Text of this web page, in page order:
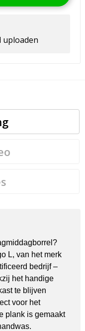
L, van het merk
bedrijf –
het handige
te blijven
voor het
plank is gemaakt